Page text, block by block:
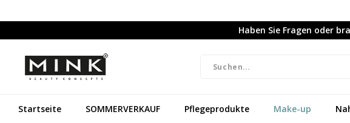
Haben Sie Fragen oder
Startseite SOMMERVERKAUF Pflegeprodukte Make-up